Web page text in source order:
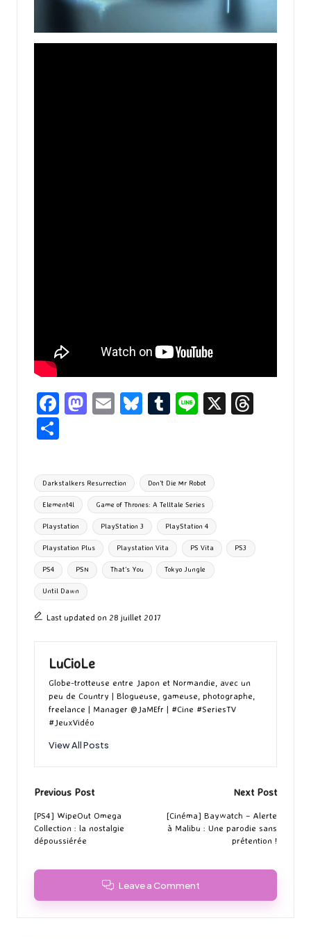
Fa
o
o
k
M
d
o
n
E
l
Bl
ky
T
bl
r
Li X
ta
g
er
Tags:
Darkstalkers Resurrection Don’t Die Mr Robot
Element4l Game of Thrones: A Telltale Series
Playstation PlayStation 3 PlayStation 4
Playstation Plus Playstation Vita PS Vita PS3
PS4 PSN That’s You Tokyo Jungle
Until Dawn
Last updated on 28 juillet 2017
LuCioLe
Globe-trotteuse entre Japon et Normandie, avec un
peu de Country | Blogueuse, gameuse, photographe,
freelance | Manager @JaMEfr | #Cine #SeriesTV
#JeuxVidéo
View All Posts
Post
navigation
Previous Post
[PS4] WipeOut Omega
Collection : la nostalgie
dépoussiérée
Next Post
[Cinéma] Baywatch – Alerte
à Malibu : Une parodie sans
prétention !
Leave a Comment